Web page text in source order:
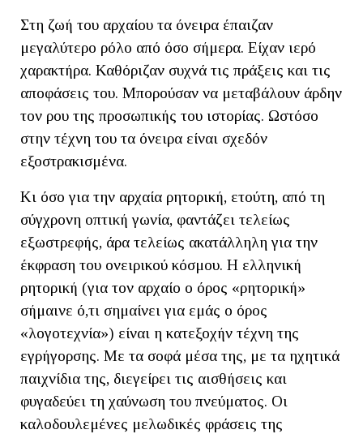
Στη ζωή του αρχαίου τα όνειρα έπαιζαν
μεγαλύτερο ρόλο από όσο σήμερα. Είχαν ιερό
χαρακτήρα. Καθόριζαν συχνά τις πράξεις και τις
αποφάσεις του. Μπορούσαν να μεταβάλουν άρδην
τον ρου της προσωπικής του ιστορίας. Ωστόσο
στην τέχνη του τα όνειρα είναι σχεδόν
εξοστρακισμένα.
Κι όσο για την αρχαία ρητορική, ετούτη, από τη
σύγχρονη οπτική γωνία, φαντάζει τελείως
εξωστρεφής, άρα τελείως ακατάλληλη για την
έκφραση του ονειρικού κόσμου. Η ελληνική
ρητορική (για τον αρχαίο ο όρος «ρητορική»
σήμαινε ό,τι σημαίνει για εμάς ο όρος
«λογοτεχνία») είναι η κατεξοχήν τέχνη της
εγρήγορσης. Με τα σοφά μέσα της, με τα ηχητικά
παιχνίδια της, διεγείρει τις αισθήσεις και
φυγαδεύει τη χαύνωση του πνεύματος. Οι
καλοδουλεμένες μελωδικές φράσεις της